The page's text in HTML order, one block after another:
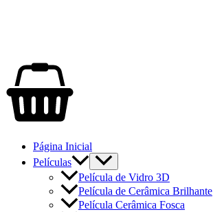
Página Inicial
Películas
Película de Vidro 3D
Película de Cerâmica Brilhante
Película Cerâmica Fosca